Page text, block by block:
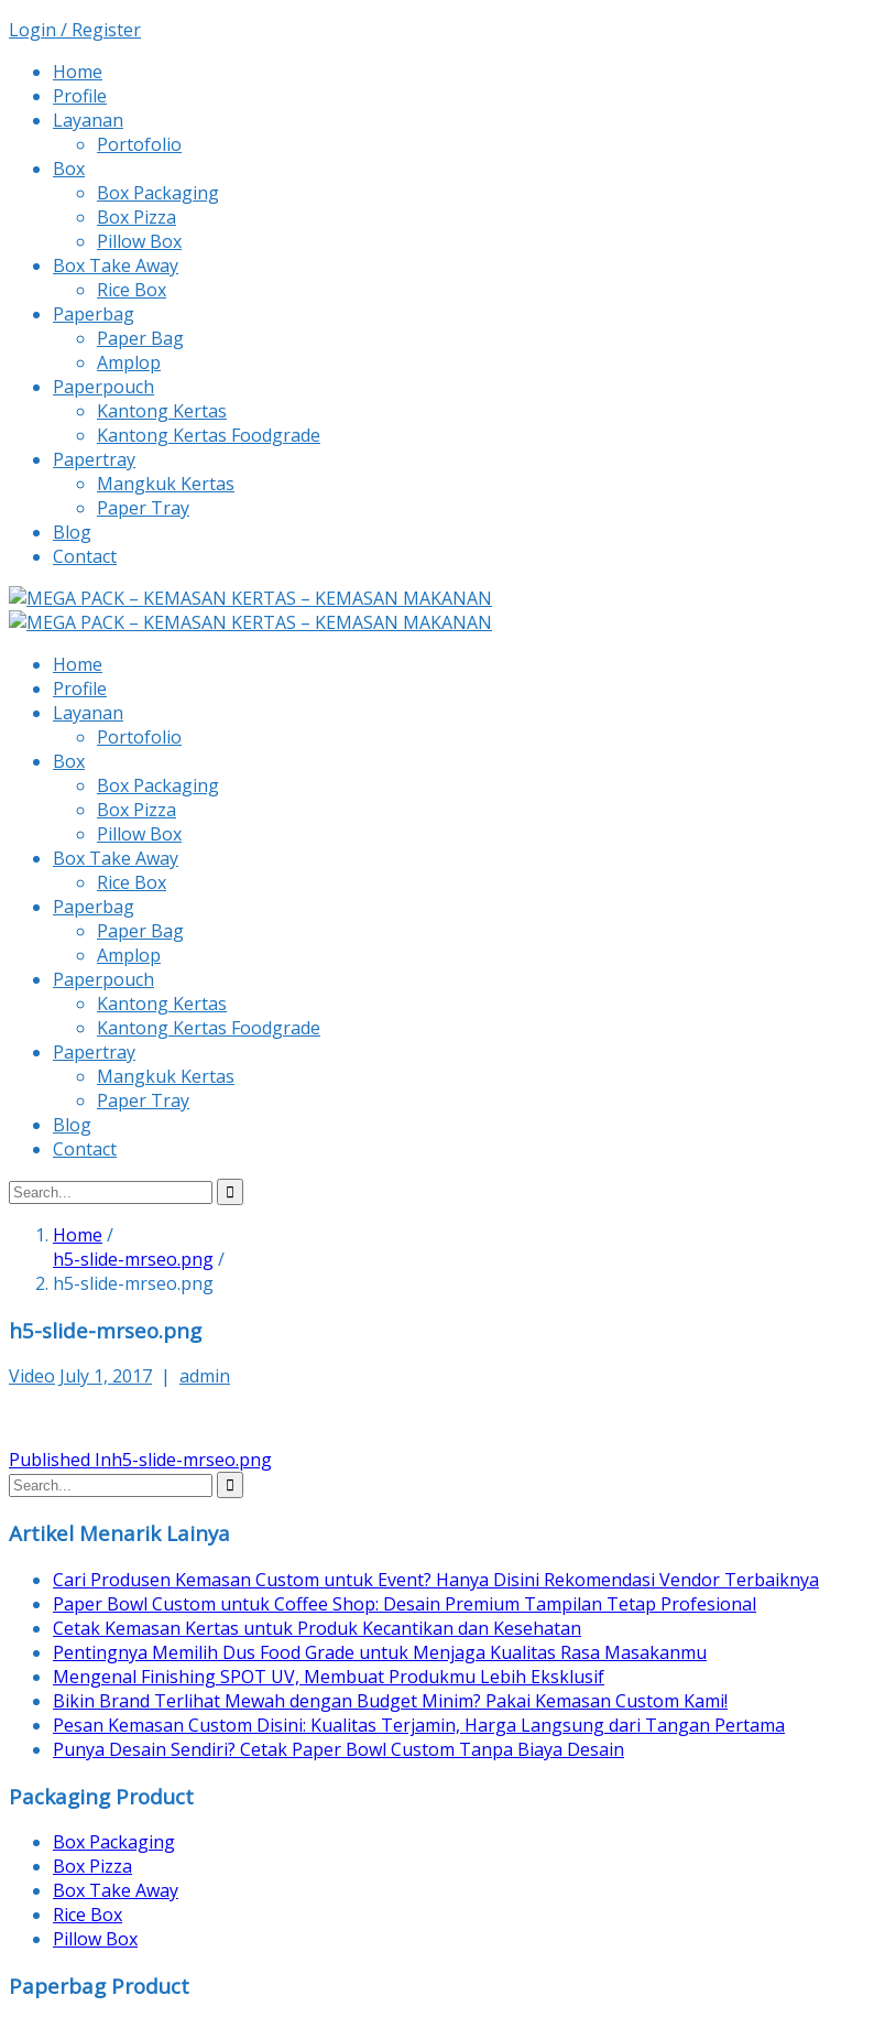
Login / Register
Home
Profile
Layanan
Portofolio
Box
Box Packaging
Box Pizza
Pillow Box
Box Take Away
Rice Box
Paperbag
Paper Bag
Amplop
Paperpouch
Kantong Kertas
Kantong Kertas Foodgrade
Papertray
Mangkuk Kertas
Paper Tray
Blog
Contact
Home
Profile
Layanan
Portofolio
Box
Box Packaging
Box Pizza
Pillow Box
Box Take Away
Rice Box
Paperbag
Paper Bag
Amplop
Paperpouch
Kantong Kertas
Kantong Kertas Foodgrade
Papertray
Mangkuk Kertas
Paper Tray
Blog
Contact
Home /
h5-slide-mrseo.png/
h5-slide-mrseo.png
h5-slide-mrseo.png
Video July 1, 2017 | admin
Post
navigation
Published Inh5-slide-mrseo.png
Artikel Menarik Lainya
Cari Produsen Kemasan Custom untuk Event? Hanya Disini Rekomendasi Vendor Terbaiknya
Paper Bowl Custom untuk Coffee Shop: Desain Premium Tampilan Tetap Profesional
Cetak Kemasan Kertas untuk Produk Kecantikan dan Kesehatan
Pentingnya Memilih Dus Food Grade untuk Menjaga Kualitas Rasa Masakanmu
Mengenal Finishing SPOT UV, Membuat Produkmu Lebih Eksklusif
Bikin Brand Terlihat Mewah dengan Budget Minim? Pakai Kemasan Custom Kami!
Pesan Kemasan Custom Disini: Kualitas Terjamin, Harga Langsung dari Tangan Pertama
Punya Desain Sendiri? Cetak Paper Bowl Custom Tanpa Biaya Desain
Packaging Product
Box Packaging
Box Pizza
Box Take Away
Rice Box
Pillow Box
Paperbag Product